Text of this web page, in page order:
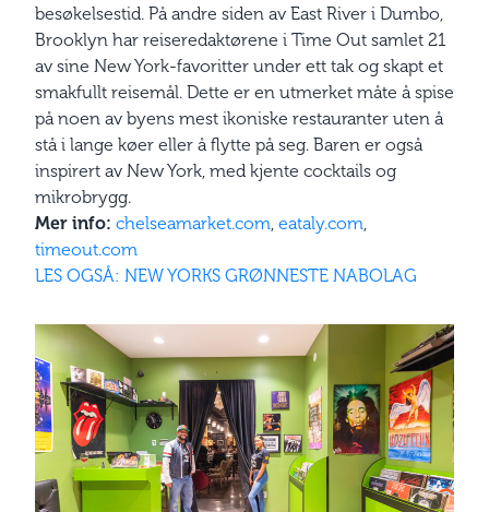
besøkelsestid. På andre siden av East River i Dumbo,
Brooklyn har reiseredaktørene i Time Out samlet 21
av sine New York-favoritter under ett tak og skapt et
smakfullt reisemål. Dette er en utmerket måte å spise
på noen av byens mest ikoniske restauranter uten å
stå i lange køer eller å flytte på seg. Baren er også
inspirert av New York, med kjente cocktails og
mikrobrygg.
Mer info: chelseamarket.com, eataly.com,
timeout.com
LES OGSÅ: NEW YORKS GRØNNESTE NABOLAG